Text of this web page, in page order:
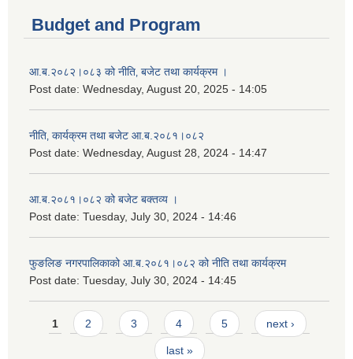
Budget and Program
आ.ब.२०८२।०८३ को नीति‚ बजेट तथा कार्यक्रम ।
Post date: Wednesday, August 20, 2025 - 14:05
नीति‚ कार्यक्रम तथा बजेट आ.ब.२०८१।०८२
Post date: Wednesday, August 28, 2024 - 14:47
आ.ब.२०८१।०८२ को बजेट बक्तव्य ।
Post date: Tuesday, July 30, 2024 - 14:46
फुङलिङ नगरपालिकाको आ.ब.२०८१।०८२ को नीति तथा कार्यक्रम
Post date: Tuesday, July 30, 2024 - 14:45
Pages
1 2 3 4 5 next ›
last »